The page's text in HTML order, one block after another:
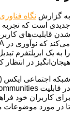
به گزارش نگاه فناوری
جدیدی است که تجربه
شدن قابلیت‌های
را به یک ابرپلتفرم
هیجان‌انگیز در
شبکه اجتماعی ایکس
برای کاربران خود
تا در مورد موضوعات